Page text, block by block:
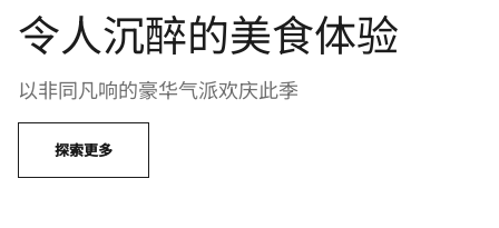
令人沉醉的美食体验
以非同凡响的豪华气派欢庆此季
探索更多